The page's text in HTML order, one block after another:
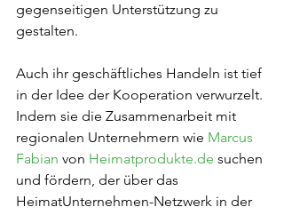
gegenseitigen Unterstützung zu
gestalten.
Auch ihr geschäftliches Handeln ist tief
in der Idee der Kooperation verwurzelt.
Indem sie die Zusammenarbeit mit
regionalen Unternehmern wie Marcus
Fabian von Heimatprodukte.de suchen
und fördern, der über das
HeimatUnternehmen-Netzwerk in der